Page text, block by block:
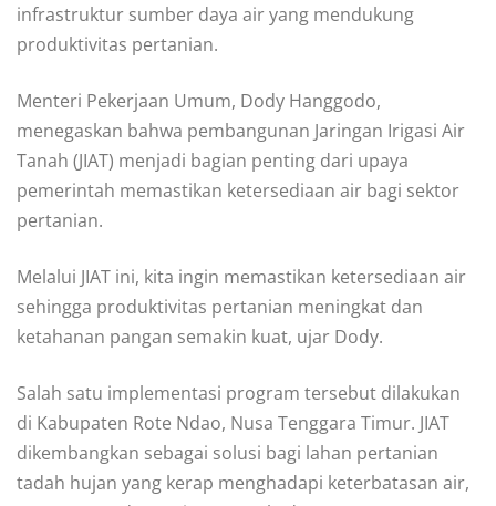
infrastruktur sumber daya air yang mendukung
produktivitas pertanian.
Menteri Pekerjaan Umum, Dody Hanggodo,
menegaskan bahwa pembangunan Jaringan Irigasi Air
Tanah (JIAT) menjadi bagian penting dari upaya
pemerintah memastikan ketersediaan air bagi sektor
pertanian.
Melalui JIAT ini, kita ingin memastikan ketersediaan air
sehingga produktivitas pertanian meningkat dan
ketahanan pangan semakin kuat, ujar Dody.
Salah satu implementasi program tersebut dilakukan
di Kabupaten Rote Ndao, Nusa Tenggara Timur. JIAT
dikembangkan sebagai solusi bagi lahan pertanian
tadah hujan yang kerap menghadapi keterbatasan air,